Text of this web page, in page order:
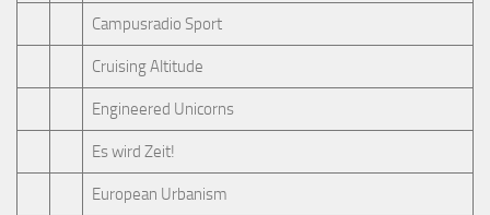
Campusradio Sport
Cruising Altitude
Engineered Unicorns
Es wird Zeit!
European Urbanism